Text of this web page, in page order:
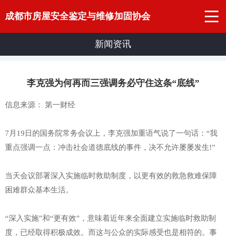
成都市房屋安全鉴定与维修加固协会
新闻资讯
李克强为何再而三强调务必守住这条“底线”
信息来源： 第一财经
7月19日的国务院常务会议上，李克强加重语气说了一句话：“我
重点强调一点：冲击社会道德底线的事件，决不允许屡屡发生!”
当天会议部署深入实施临时救助制度，以更有效的救急救难保障
困难群众基本生活。
“深入实施”和“更有效”，意味着近年来全面建立实施临时救助制
度，已经取得积极成效。而这与公众的实际感受也是相符的。事